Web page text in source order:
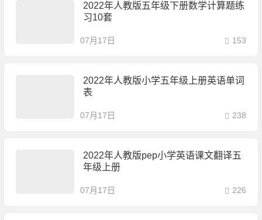
2022年人教版五年级下册数学计算题练
习10套
07月17日 153
2022年人教版小学五年级上册英语单词
表
07月17日 238
2022年人教版pep小学英语课文翻译五
年级上册
07月17日 226